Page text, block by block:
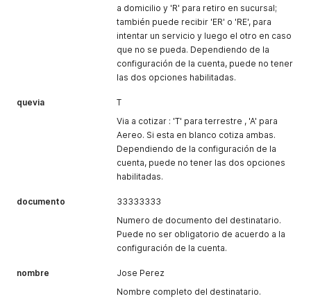
a domicilio y 'R' para retiro en sucursal;
también puede recibir 'ER' o 'RE', para
intentar un servicio y luego el otro en caso
que no se pueda. Dependiendo de la
configuración de la cuenta, puede no tener
las dos opciones habilitadas.
quevia
T
Via a cotizar : 'T' para terrestre , 'A' para
Aereo. Si esta en blanco cotiza ambas.
Dependiendo de la configuración de la
cuenta, puede no tener las dos opciones
habilitadas.
documento
33333333
Numero de documento del destinatario.
Puede no ser obligatorio de acuerdo a la
configuración de la cuenta.
nombre
Jose Perez
Nombre completo del destinatario.